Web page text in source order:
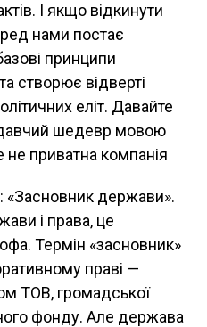
І якщо відкинути
нами постає
принципи
створює відверті
еліт. Давайте
шедевр мовою
приватна компанія
«Засновник держави».
і права, це
Термін «засновник»
праві —
ТОВ, громадської
фонду. Але держава